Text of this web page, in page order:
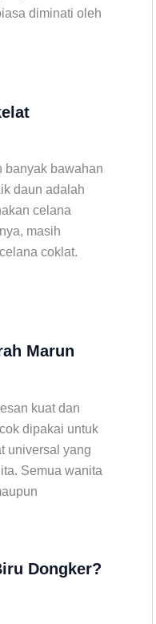
diminati oleh
banyak bawahan
daun adalah
celana
masih
coklat.
Marun
kuat dan
dipakai untuk
universal yang
Semua wanita
Dongker?